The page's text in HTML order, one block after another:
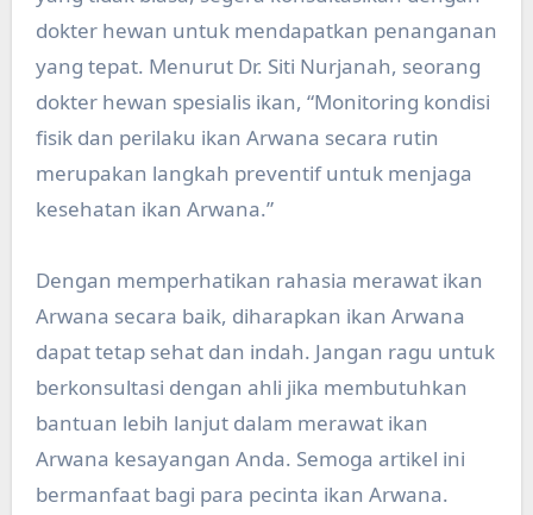
dokter hewan untuk mendapatkan penanganan
yang tepat. Menurut Dr. Siti Nurjanah, seorang
dokter hewan spesialis ikan, “Monitoring kondisi
fisik dan perilaku ikan Arwana secara rutin
merupakan langkah preventif untuk menjaga
kesehatan ikan Arwana.”
Dengan memperhatikan rahasia merawat ikan
Arwana secara baik, diharapkan ikan Arwana
dapat tetap sehat dan indah. Jangan ragu untuk
berkonsultasi dengan ahli jika membutuhkan
bantuan lebih lanjut dalam merawat ikan
Arwana kesayangan Anda. Semoga artikel ini
bermanfaat bagi para pecinta ikan Arwana.